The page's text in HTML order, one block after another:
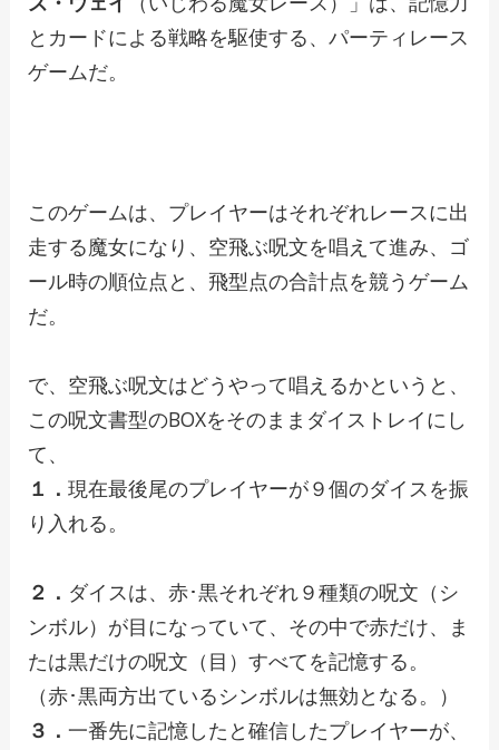
とカードによる戦略を駆使する、パーティレース
ゲームだ。
このゲームは、プレイヤーはそれぞれレースに出
走する魔女になり、空飛ぶ呪文を唱えて進み、ゴ
ール時の順位点と、飛型点の合計点を競うゲーム
だ。
で、空飛ぶ呪文はどうやって唱えるかというと、
この呪文書型のBOXをそのままダイストレイにし
て、
１． 現在最後尾のプレイヤーが９個のダイスを振
り入れる。
２． ダイスは、赤･黒それぞれ９種類の呪文（シ
ンボル）が目になっていて、その中で赤だけ、ま
たは黒だけの呪文（目）すべてを記憶する。
（赤･黒両方出ているシンボルは無効となる。）
３． 一番先に記憶したと確信したプレイヤーが、